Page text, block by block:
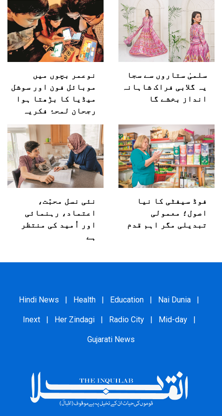
سلمیٰ ستاروں سے سجا
یہ گلابی فراک شاہانہ
انداز بخشے گا
نوعمر بچوں میں
موبائل فون اور سوشل
میڈیا کا بڑھتا ہوا
رجحان لمحۂ فکریہ
فوڈ سیفٹی کا نیا
اصول؛ معمولی
تبدیلی مگر اہم قدم
نئی نسل محبّت،
اعتماد، رہنمائی
اور اُمید کی منتظر
ہے
Hindi News | Health | Education | Nai Dunia |
Inext | Her Zindagi | Radio City | Mid-day |
Gujarati News